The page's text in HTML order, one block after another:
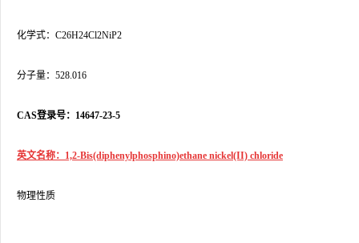
化学式：C26H24Cl2NiP2
分子量：528.016
CAS登录号：14647-23-5
英文名称：1,2-Bis(diphenylphosphino)ethane nickel(II) chloride
物理性质